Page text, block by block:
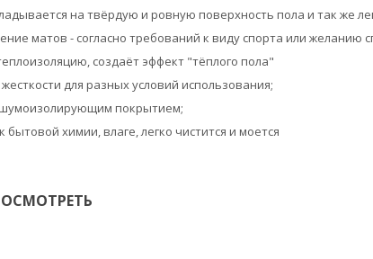
на твёрдую и ровную поверхность пола и так же
матов - согласно требований к виду спорта или желанию
создаёт эффект "тёплого пола"
для разных условий использования;
шумоизолирующим покрытием;
бытовой химии, влаге, легко чистится и моется